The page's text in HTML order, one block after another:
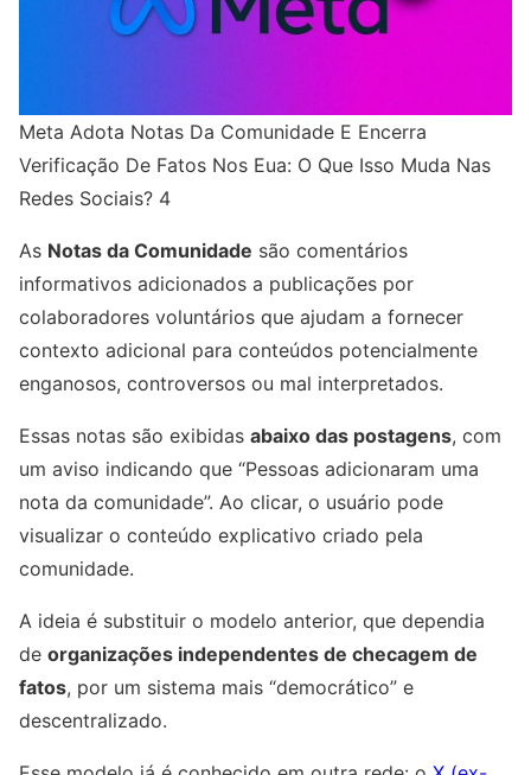
Meta Adota Notas Da Comunidade E Encerra
Verificação De Fatos Nos Eua: O Que Isso Muda Nas
Redes Sociais? 4
As Notas da Comunidade são comentários
informativos adicionados a publicações por
colaboradores voluntários que ajudam a fornecer
contexto adicional para conteúdos potencialmente
enganosos, controversos ou mal interpretados.
Essas notas são exibidas abaixo das postagens, com
um aviso indicando que “Pessoas adicionaram uma
nota da comunidade”. Ao clicar, o usuário pode
visualizar o conteúdo explicativo criado pela
comunidade.
A ideia é substituir o modelo anterior, que dependia
de organizações independentes de checagem de
fatos, por um sistema mais “democrático” e
descentralizado.